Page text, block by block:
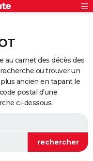
au carnet des décès des
ou trouver un
ancien en tapant le
postal d'une
ci-dessous.